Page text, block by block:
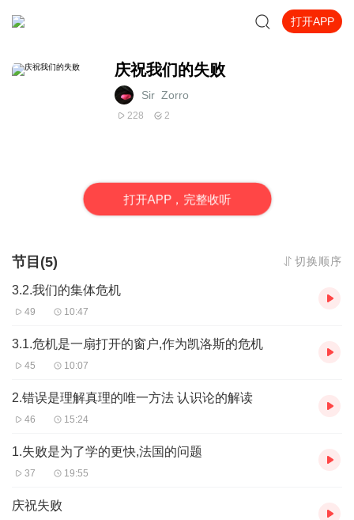
打开APP
庆祝我们的失败
Sir_Zorro
228 2
打开APP，完整收听
节目(5) 切换顺序
3.2.我们的集体危机
49 10:47
3.1.危机是一扇打开的窗户,作为凯洛斯的危机
45 10:07
2.错误是理解真理的唯一方法 认识论的解读
46 15:24
1.失败是为了学的更快,法国的问题
37 19:55
庆祝失败